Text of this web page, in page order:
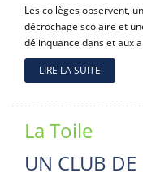
Les collèges observent,
décrochage scolaire et
délinquance dans et aux
LIRE LA SUITE
La Toile
UN CLUB DE